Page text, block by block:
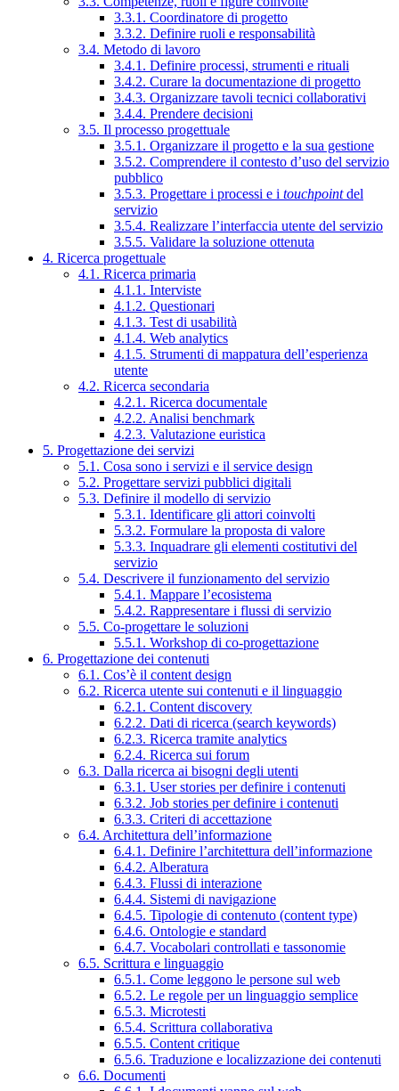
3.3.1. Coordinatore di progetto
3.3.2. Definire ruoli e responsabilità
3.4. Metodo di lavoro
3.4.1. Definire processi, strumenti e rituali
3.4.2. Curare la documentazione di progetto
3.4.3. Organizzare tavoli tecnici collaborativi
3.4.4. Prendere decisioni
3.5. Il processo progettuale
3.5.1. Organizzare il progetto e la sua gestione
3.5.2. Comprendere il contesto d’uso del servizio
pubblico
3.5.3. Progettare i processi e i touchpointdel
servizio
3.5.4. Realizzare l’interfaccia utente del servizio
3.5.5. Validare la soluzione ottenuta
4. Ricerca progettuale
4.1. Ricerca primaria
4.1.1. Interviste
4.1.2. Questionari
4.1.3. Test di usabilità
4.1.4. Web analytics
4.1.5. Strumenti di mappatura dell’esperienza
utente
4.2. Ricerca secondaria
4.2.1. Ricerca documentale
4.2.2. Analisi benchmark
4.2.3. Valutazione euristica
5. Progettazione dei servizi
5.1. Cosa sono i servizi e il service design
5.2. Progettare servizi pubblici digitali
5.3. Definire il modello di servizio
5.3.1. Identificare gli attori coinvolti
5.3.2. Formulare la proposta di valore
5.3.3. Inquadrare gli elementi costitutivi del
servizio
5.4. Descrivere il funzionamento del servizio
5.4.1. Mappare l’ecosistema
5.4.2. Rappresentare i flussi di servizio
5.5. Co-progettare le soluzioni
5.5.1. Workshop di co-progettazione
6. Progettazione dei contenuti
6.1. Cos’è il content design
6.2. Ricerca utente sui contenuti e il linguaggio
6.2.1. Content discovery
6.2.2. Dati di ricerca (search keywords)
6.2.3. Ricerca tramite analytics
6.2.4. Ricerca sui forum
6.3. Dalla ricerca ai bisogni degli utenti
6.3.1. User stories per definire i contenuti
6.3.2. Job stories per definire i contenuti
6.3.3. Criteri di accettazione
6.4. Architettura dell’informazione
6.4.1. Definire l’architettura dell’informazione
6.4.2. Alberatura
6.4.3. Flussi di interazione
6.4.4. Sistemi di navigazione
6.4.5. Tipologie di contenuto (content type)
6.4.6. Ontologie e standard
6.4.7. Vocabolari controllati e tassonomie
6.5. Scrittura e linguaggio
6.5.1. Come leggono le persone sul web
6.5.2. Le regole per un linguaggio semplice
6.5.3. Microtesti
6.5.4. Scrittura collaborativa
6.5.5. Content critique
6.5.6. Traduzione e localizzazione dei contenuti
6.6. Documenti